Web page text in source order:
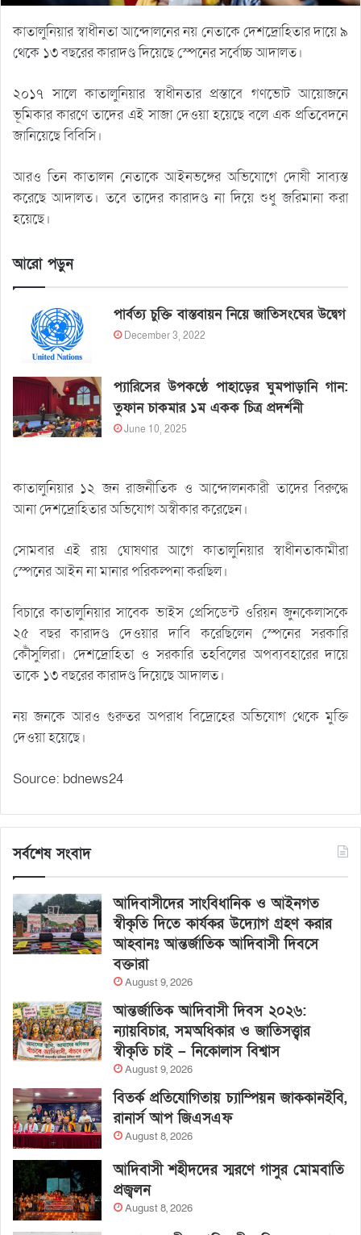
কাতালুনিয়ার স্বাধীনতা আন্দোলনের নয় নেতাকে দেশদ্রোহিতার দায়ে ৯
থেকে ১৩ বছরের কারাদণ্ড দিয়েছে স্পেনের সর্বোচ্চ আদালত।
২০১৭ সালে কাতালুনিয়ার স্বাধীনতার প্রস্তাবে গণভোট আয়োজনে
ভূমিকার কারণে তাদের এই সাজা দেওয়া হয়েছে বলে এক প্রতিবেদনে
জানিয়েছে বিবিসি।
আরও তিন কাতালন নেতাকে আইনভঙ্গের অভিযোগে দোষী সাব্যস্ত
করেছে আদালত। তবে তাদের কারাদণ্ড না দিয়ে শুধু জরিমানা করা
হয়েছে।
আরো পড়ুন
পার্বত্য চুক্তি বাস্তবায়ন নিয়ে জাতিসংঘের উদ্বেগ
December 3, 2022
প্যারিসের উপকণ্ঠে পাহাড়ের ঘুমপাড়ানি গান:
তুফান চাকমার ১ম একক চিত্র প্রদর্শনী
June 10, 2025
কাতালুনিয়ার ১২ জন রাজনীতিক ও আন্দোলনকারী তাদের বিরুদ্ধে
আনা দেশদ্রোহিতার অভিযোগ অস্বীকার করেছেন।
সোমবার এই রায় ঘোষণার আগে কাতালুনিয়ার স্বাধীনতাকামীরা
স্পেনের আইন না মানার পরিকল্পনা করছিল।
বিচারে কাতালুনিয়ার সাবেক ভাইস প্রেসিডেন্ট ওরিয়ন জুনকেলাসকে
২৫ বছর কারাদণ্ড দেওয়ার দাবি করেছিলেন স্পেনের সরকারি
কৌঁসুলিরা। দেশদ্রোহিতা ও সরকারি তহবিলের অপব্যবহারের দায়ে
তাকে ১৩ বছরের কারাদণ্ড দিয়েছে আদালত।
নয় জনকে আরও গুরুতর অপরাধ বিদ্রোহের অভিযোগ থেকে মুক্তি
দেওয়া হয়েছে।
Source: bdnews24
সর্বশেষ সংবাদ
আদিবাসীদের সাংবিধানিক ও আইনগত
স্বীকৃতি দিতে কার্যকর উদ্যোগ গ্রহণ করার
আহবানঃ আন্তর্জাতিক আদিবাসী দিবসে
বক্তারা
August 9, 2026
আন্তর্জাতিক আদিবাসী দিবস ২০২৬:
ন্যায়বিচার, সমঅধিকার ও জাতিসত্ত্বার
স্বীকৃতি চাই – নিকোলাস বিশ্বাস
August 9, 2026
বিতর্ক প্রতিযোগিতায় চ্যাম্পিয়ন জাককানইবি,
রানার্স আপ জিএসএফ
August 8, 2026
আদিবাসী শহীদদের স্মরণে গাসুর মোমবাতি
প্রজ্বলন
August 8, 2026